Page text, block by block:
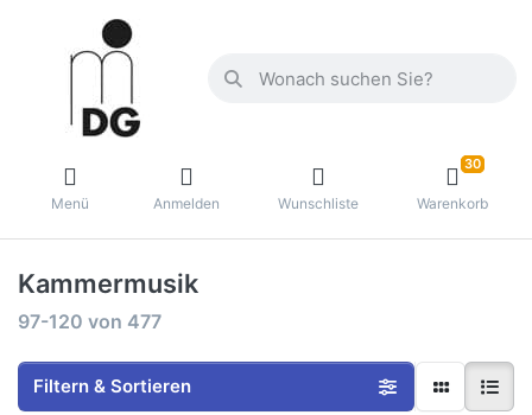
Menü Anmelden Wunschliste
30
Warenkorb
Kammermusik
97-120 von 477
Filtern & Sortieren